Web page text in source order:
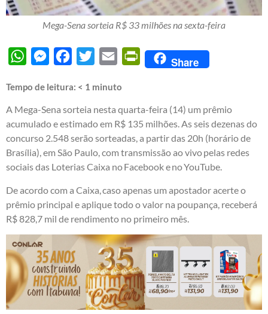
Mega-Sena sorteia R$ 33 milhões na sexta-feira
WhatsAppMessengerFacebook
Twitter Email PrintFriendly
Share
Tempo de leitura: < 1 minuto
A Mega-Sena sorteia nesta quarta-feira (14) um prêmio
acumulado e estimado em R$ 135 milhões. As seis dezenas do
concurso 2.548 serão sorteadas, a partir das 20h (horário de
Brasília), em São Paulo, com transmissão ao vivo pelas redes
sociais das Loterias Caixa no Facebook e no YouTube.
De acordo com a Caixa, caso apenas um apostador acerte o
prêmio principal e aplique todo o valor na poupança, receberá
R$ 828,7 mil de rendimento no primeiro mês.